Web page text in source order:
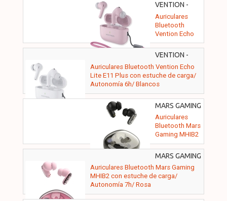
VENTION -
NBVP0-PLUS
Auriculares
Bluetooth
Vention Echo
Lite E11 Plus
con estuche de
carga/
Autonomía 6h/
Rosas
VENTION -
NBVW0-PLUS
Auriculares Bluetooth Vention Echo
Lite E11 Plus con estuche de carga/
Autonomía 6h/ Blancos
MARS GAMING
- MHIB2
Auriculares
Bluetooth Mars
Gaming MHIB2
con estuche de
carga/
Autonomía 7h/
Negros
MARS GAMING
- MHIB2P
Auriculares Bluetooth Mars Gaming
MHIB2 con estuche de carga/
Autonomía 7h/ Rosa